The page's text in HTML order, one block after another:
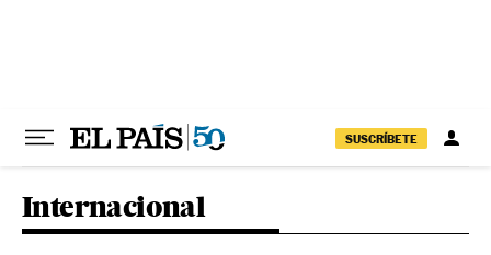
SUSCRÍBETE
Internacional